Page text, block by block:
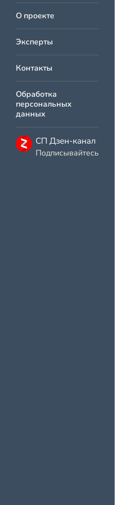
О проекте
Эксперты
Контакты
Обработка
персональных
данных
СП Дзен-канал
Подписывайтесь